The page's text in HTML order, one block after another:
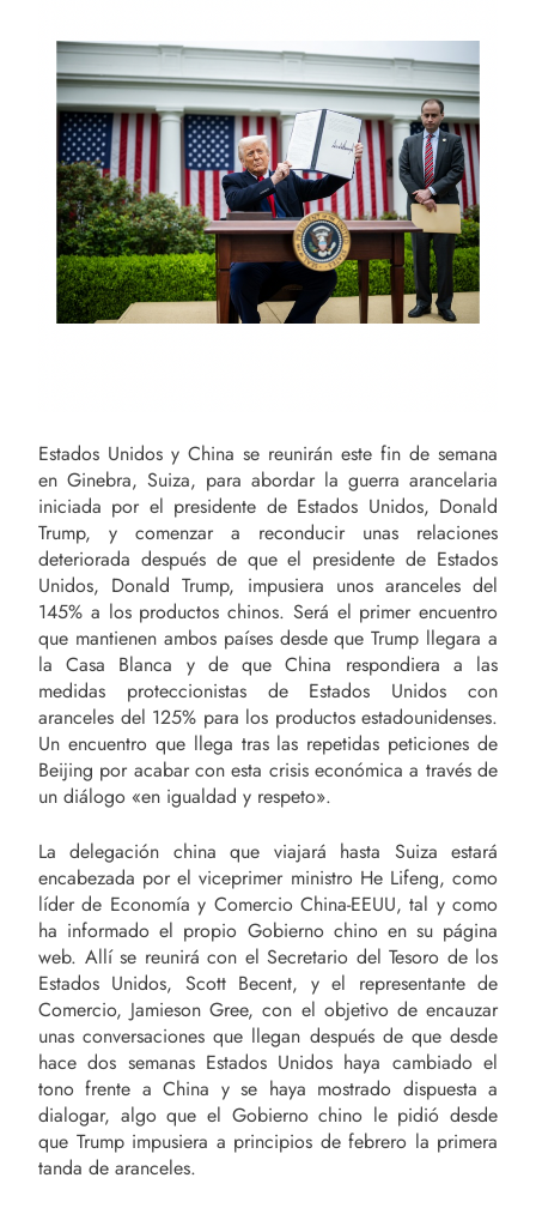
Estados Unidos y China se reunirán este fin de semana
en Ginebra, Suiza, para abordar la guerra arancelaria
iniciada por el presidente de Estados Unidos, Donald
Trump, y comenzar a reconducir unas relaciones
deteriorada después de que el presidente de Estados
Unidos, Donald Trump, impusiera unos aranceles del
145% a los productos chinos. Será el primer encuentro
que mantienen ambos países desde que Trump llegara a
la Casa Blanca y de que China respondiera a las
medidas proteccionistas de Estados Unidos con
aranceles del 125% para los productos estadounidenses.
Un encuentro que llega tras las repetidas peticiones de
Beijing por acabar con esta crisis económica a través de
un diálogo «en igualdad y respeto».
La delegación china que viajará hasta Suiza estará
encabezada por el viceprimer ministro He Lifeng, como
líder de Economía y Comercio China-EEUU, tal y como
ha informado el propio Gobierno chino en su página
web. Allí se reunirá con el Secretario del Tesoro de los
Estados Unidos, Scott Becent, y el representante de
Comercio, Jamieson Gree, con el objetivo de encauzar
unas conversaciones que llegan después de que desde
hace dos semanas Estados Unidos haya cambiado el
tono frente a China y se haya mostrado dispuesta a
dialogar, algo que el Gobierno chino le pidió desde
que Trump impusiera a principios de febrero la primera
tanda de aranceles.